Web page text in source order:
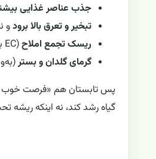
جذب عناصر غذایی
تبخیر و تعرق بالا برودو
ریسک تجمع املاح(EC بالا) بیشتر شود؛ به‌خصوص اگر آب شهری سخت باشد.
گرمای گلدان و بستر
پس تابستان هم «فرصت خوب
گیاه رشد کند، نه اینکه ریشه